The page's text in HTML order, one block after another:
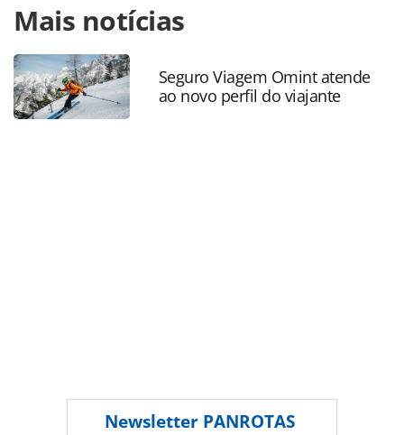
https://www.panrotas.com.br/mercado/destinos/2025/05/
e-o-destino-operadores-se-surpreendem-em-famtour-
pelo-litoral-do-estado_217394.html ou as ferramentas
oferecidas na página. Todo o conteúdo produzido pela
PANROTAS Editora é protegido pela legislação brasileira
sobre direito autoral. Não reproduza o conteúdo sem
Mais notícias
Seguro Viagem Omint atende
ao novo perfil do viajante
Newsletter PANROTAS